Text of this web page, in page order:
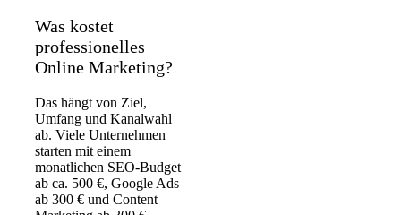
Was kostet
professionelles
Online Marketing?
Das hängt von Ziel,
Umfang und Kanalwahl
ab. Viele Unternehmen
starten mit einem
monatlichen SEO-Budget
ab ca. 500 €, Google Ads
ab 300 € und Content